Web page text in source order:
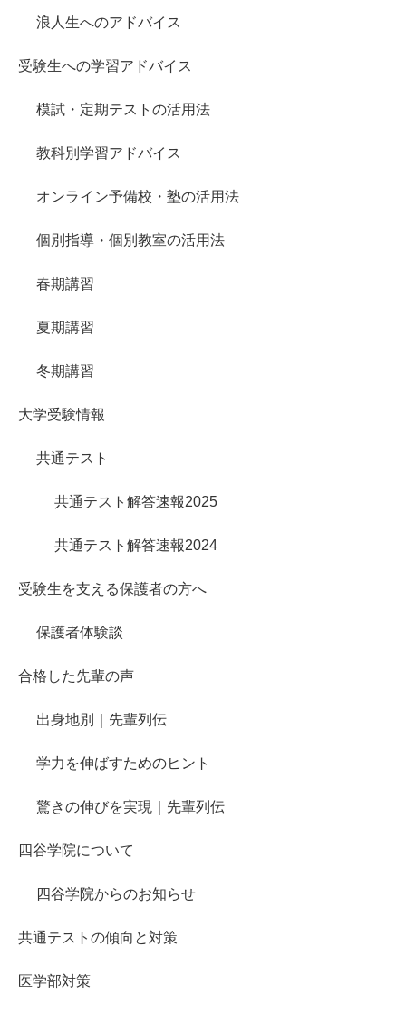
浪人生へのアドバイス
受験生への学習アドバイス
模試・定期テストの活用法
教科別学習アドバイス
オンライン予備校・塾の活用法
個別指導・個別教室の活用法
春期講習
夏期講習
冬期講習
大学受験情報
共通テスト
共通テスト解答速報2025
共通テスト解答速報2024
受験生を支える保護者の方へ
保護者体験談
合格した先輩の声
出身地別｜先輩列伝
学力を伸ばすためのヒント
驚きの伸びを実現｜先輩列伝
四谷学院について
四谷学院からのお知らせ
共通テストの傾向と対策
医学部対策